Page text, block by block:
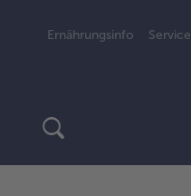
Ernährungsinfo Service